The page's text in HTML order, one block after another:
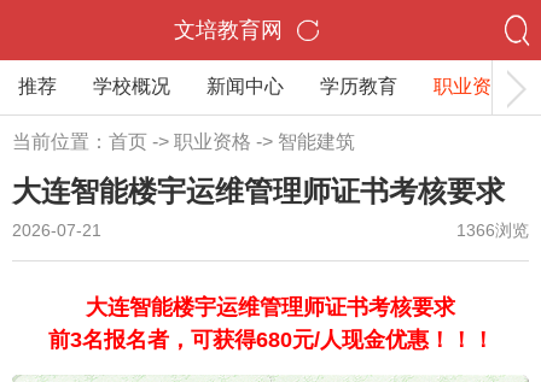
文培教育网
推荐 学校概况 新闻中心 学历教育 职业资格
当前位置： 首页 -> 职业资格 -> 智能建筑
大连智能楼宇运维管理师证书考核要求
2026-07-21 1366浏览
大连智能楼宇运维管理师证书考核要求
前3名报名者，可获得680元/人现金优惠！！！